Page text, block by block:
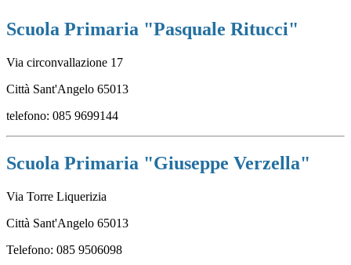
Scuola Primaria "Pasquale Ritucci"
Via circonvallazione 17
Città Sant'Angelo 65013
telefono: 085 9699144
Scuola Primaria "Giuseppe Verzella"
Via Torre Liquerizia
Città Sant'Angelo 65013
Telefono: 085 9506098